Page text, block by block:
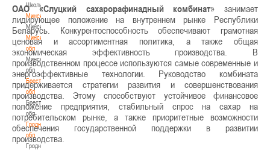
Школы
Минск
Минск
Минская
обл
Минская
обл
Брестская
обл
Брестская
обл
Гродненская
обл
Гродненская
ОАО «Слуцкий сахарорафинадный комбинат» занимает
лидирующее положение на внутреннем рынке Республики
Беларусь. Конкурентоспособность обеспечивают грамотная
ценовая и ассортиментная политика, а также общая
экономическая эффективность производства. В
производственном процессе используются самые современные и
энергоэффективные технологии. Руководство комбината
придерживается стратегии развития и совершенствования
производства. Этому способствуют устойчивое финансовое
положение предприятия, стабильный спрос на сахар на
потребительском рынке, а также приоритетные возможности
обеспечения государственной поддержки в развитии
производства.